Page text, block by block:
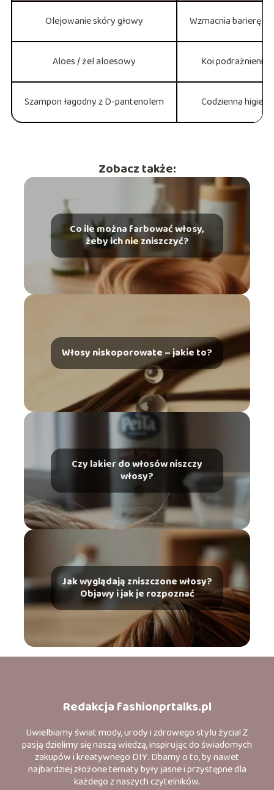
Olejowanie skóry głowy Wzmacnia barierę
Aloes / żel aloesowy Koi
Szampon łagodny z D-pantenolem Codzienna
Zobacz także:
Co ile można farbować włosy,
żeby ich nie zniszczyć?
Włosy niskoporowate – jakie to?
Czy lakier do włosów niszczy
włosy?
Jak wyglądają zniszczone włosy?
Objawy i jak je rozpoznać
Redakcja fashionprtalks.pl
Uwielbiamy świat mody, urody i zdrowego stylu życia! Z
pasją dzielimy się naszą wiedzą, inspirując do świadomych
zakupów i kreatywnego DIY. Dbamy o to, by nawet
najbardziej złożone tematy były jasne i przystępne dla
każdego z naszych czytelników.